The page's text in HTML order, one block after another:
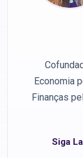
Economia
Finanças
Siga